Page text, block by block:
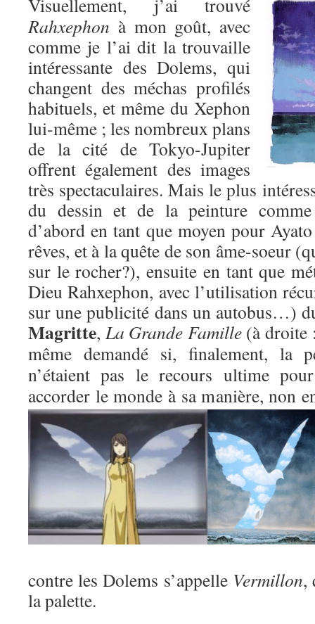
Visuellement, j’ai trouvé
Rahxephon à mon goût, avec
comme je l’ai dit la trouvaille
intéressante des Dolems, qui
changent des méchas profilés
habituels, et même du Xephon
lui-même ; les nombreux plans
de la cité de Tokyo-Jupiter
offrent également des images
très spectaculaires. Mais le plus
du dessin et de la peinture comme
d’abord en tant que moyen pour
rêves, et à la quête de son âme-soeur
sur le rocher?), ensuite en tant que
Dieu Rahxephon, avec l’utilisation
sur une publicité dans un autobus…)
Magritte, La Grande Famille(à droite
même demandé si, finalement, la
n’étaient pas le recours ultime
accorder le monde à sa manière, non
contre les Dolems s’appelle Vermillon,
la palette.